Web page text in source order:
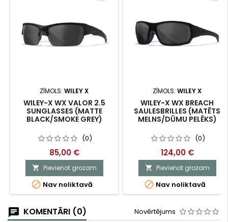
ZĪMOLS: WILEY X
WILEY-X WX VALOR 2.5
SUNGLASSES (MATTE
BLACK/SMOKE GREY)
(0)
85,00 €
 Pievienot grozam
 Nav noliktavā
ZĪMOLS: WILEY X
WILEY-X WX BREACH
SAULESBRILLES (MATĒTS
MELNS/DŪMU PELĒKS)
(0)
124,00 €
 Pievienot grozam
 Nav noliktavā
KOMENTĀRI (0) Novērtējums